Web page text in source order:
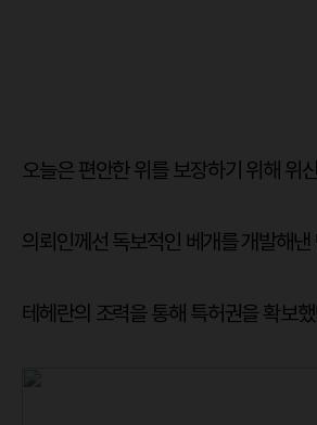
오늘은 편안한 위를 보장하기 위해 위
의뢰인께선 독보적인 베개를 개발해
테헤란의 조력을 통해 특허권을 확보